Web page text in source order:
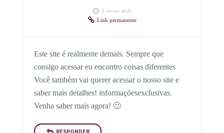
6 meses atrás
Link permanente
Este site é realmente demais. Sempre que
consigo acessar eu encontro coisas diferentes
Você também vai querer acessar o nosso site e
saber mais detalhes! informaçõesexclusivas.
Venha saber mais agora! 🙂
RESPONDER